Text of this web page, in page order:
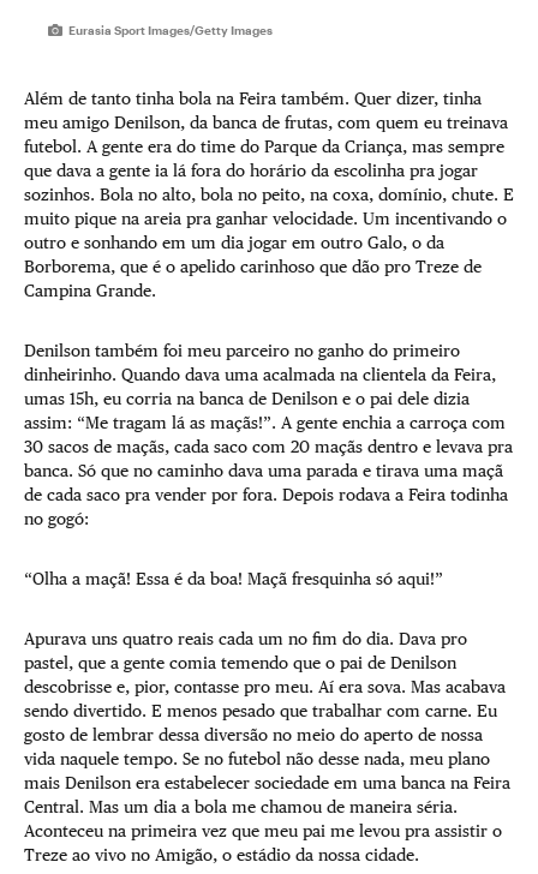
Eurasia Sport Images/Getty Images
Além de tanto tinha bola na Feira também. Quer dizer, tinha
meu amigo Denilson, da banca de frutas, com quem eu treinava
futebol. A gente era do time do Parque da Criança, mas sempre
que dava a gente ia lá fora do horário da escolinha pra jogar
sozinhos. Bola no alto, bola no peito, na coxa, domínio, chute. E
muito pique na areia pra ganhar velocidade. Um incentivando o
outro e sonhando em um dia jogar em outro Galo, o da
Borborema, que é o apelido carinhoso que dão pro Treze de
Campina Grande.
Denilson também foi meu parceiro no ganho do primeiro
dinheirinho. Quando dava uma acalmada na clientela da Feira,
umas 15h, eu corria na banca de Denilson e o pai dele dizia
assim: “Me tragam lá as maçãs!”. A gente enchia a carroça com
30 sacos de maçãs, cada saco com 20 maçãs dentro e levava pra
banca. Só que no caminho dava uma parada e tirava uma maçã
de cada saco pra vender por fora. Depois rodava a Feira todinha
no gogó:
“Olha a maçã! Essa é da boa! Maçã fresquinha só aqui!”
Apurava uns quatro reais cada um no fim do dia. Dava pro
pastel, que a gente comia temendo que o pai de Denilson
descobrisse e, pior, contasse pro meu. Aí era sova. Mas acabava
sendo divertido. E menos pesado que trabalhar com carne. Eu
gosto de lembrar dessa diversão no meio do aperto de nossa
vida naquele tempo. Se no futebol não desse nada, meu plano
mais Denilson era estabelecer sociedade em uma banca na Feira
Central. Mas um dia a bola me chamou de maneira séria.
Aconteceu na primeira vez que meu pai me levou pra assistir o
Treze ao vivo no Amigão, o estádio da nossa cidade.